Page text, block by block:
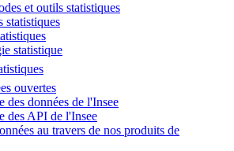
et outils statistiques
statistiques
statistique
ouvertes
des données de l'Insee
des API de l'Insee
au travers de nos produits de